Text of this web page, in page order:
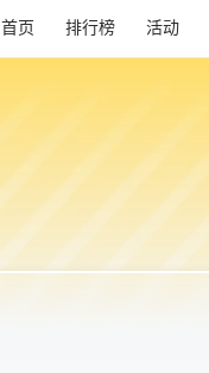
首页 排行榜 活动